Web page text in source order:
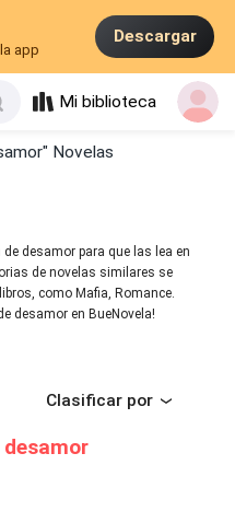
app
Descargar
Mi biblioteca
Novelas
desamor para que las lea en
de novelas similares se
como Mafia, Romance.
desamor en BueNovela!
Clasificar por
desamor